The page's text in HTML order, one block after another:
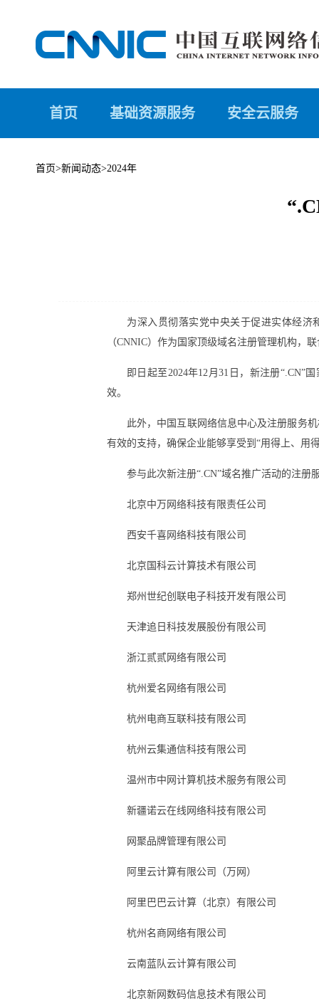
首页 基础资源服务 安全云服务
首页>新闻动态>2024年
为深入贯彻落实党中央关于促进实体经
（CNNIC）作为国家顶级域名注册管理机构，
即日起至2024年12月31日，新注册“.CN”
效。
此外，中国互联网络信息中心及注册服务
有效的支持，确保企业能够享受到“用得上、用
参与此次新注册“.CN”域名推广活动的注册
北京中万网络科技有限责任公司
西安千喜网络科技有限公司
北京国科云计算技术有限公司
郑州世纪创联电子科技开发有限公司
天津追日科技发展股份有限公司
浙江贰贰网络有限公司
杭州爱名网络有限公司
杭州电商互联科技有限公司
杭州云集通信科技有限公司
温州市中网计算机技术服务有限公司
新疆诺云在线网络科技有限公司
网聚品牌管理有限公司
阿里云计算有限公司（万网）
阿里巴巴云计算（北京）有限公司
杭州名商网络有限公司
云南蓝队云计算有限公司
北京新网数码信息技术有限公司